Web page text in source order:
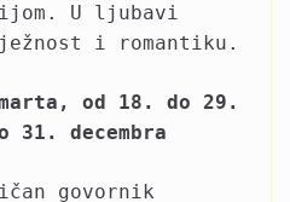
U ljubavi
i romantiku.
od 18. do 29.
31. decembra
govornik